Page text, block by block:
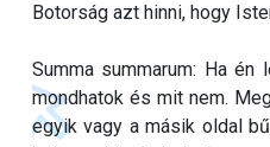
Botorság azt hinni, hogy
Summa summarum: Ha
mondhatok és mit nem.
egyik vagy a másik oldal